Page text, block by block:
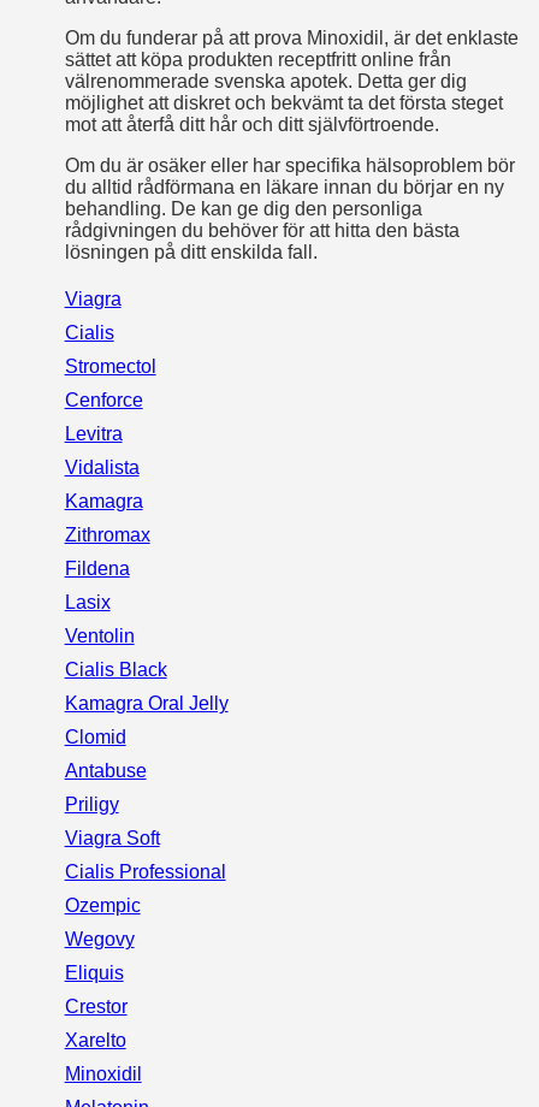
Om du funderar på att prova Minoxidil, är det enklaste
sättet att köpa produkten receptfritt online från
välrenommerade svenska apotek. Detta ger dig
möjlighet att diskret och bekvämt ta det första steget
mot att återfå ditt hår och ditt självförtroende.
Om du är osäker eller har specifika hälsoproblem bör
du alltid rådförmana en läkare innan du börjar en ny
behandling. De kan ge dig den personliga
rådgivningen du behöver för att hitta den bästa
lösningen på ditt enskilda fall.
Viagra
Cialis
Stromectol
Cenforce
Levitra
Vidalista
Kamagra
Zithromax
Fildena
Lasix
Ventolin
Cialis Black
Kamagra Oral Jelly
Clomid
Antabuse
Priligy
Viagra Soft
Cialis Professional
Ozempic
Wegovy
Eliquis
Crestor
Xarelto
Minoxidil